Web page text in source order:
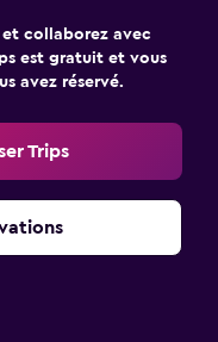
et collaborez avec
est gratuit et vous
avez réservé.
Trips